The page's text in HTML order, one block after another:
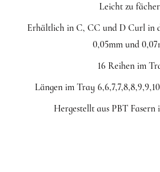
Leicht zu
Erhältlich in C, CC und D Curl in
0,05mm und
16 Reihen im
Längen im Tray
Hergestellt aus PBT